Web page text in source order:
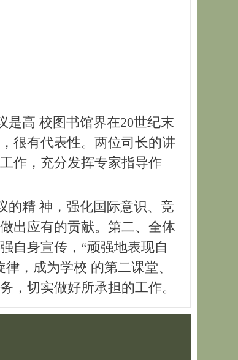
高 校图书馆界在20世纪末
很有代表性。两位司长的讲
作，充分发挥专家指导作
精 神，强化国际意识、竞
出应有的贡献。第二、全体
自身宣传，“顽强地表现自
，成为学校 的第二课堂、
，切实做好所承担的工作。